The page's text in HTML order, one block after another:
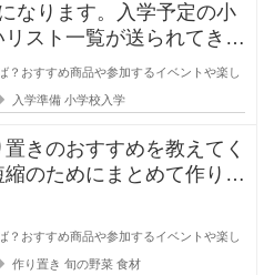
なります。入学予定の小
スト一覧が送られてきま
にもお金が
？おすすめ商品や参加するイベントや楽し
入学準備 小学校入学
きのおすすめを教えてく
のためにまとめて作り置
いのですが
？おすすめ商品や参加するイベントや楽し
作り置き 旬の野菜 食材